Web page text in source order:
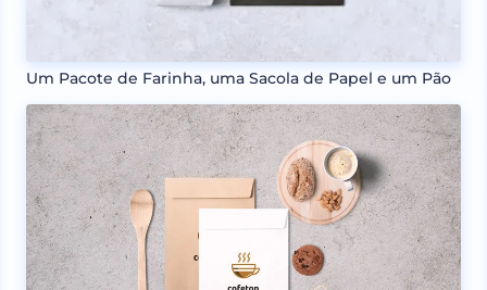
Um Pacote de Farinha, uma Sacola de Papel e um Pão